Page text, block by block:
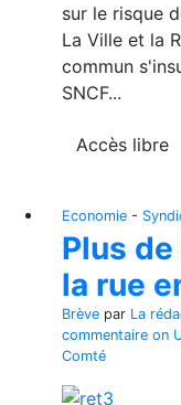
sur le risque
La Ville et la
commun
SNCF...
Accès libre
Economie -
Plus
la rue
Brève par La
commentaire on
Comté